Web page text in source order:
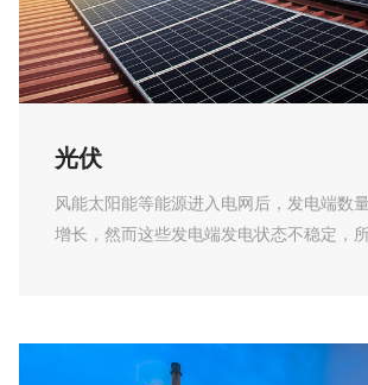
光伏
风能太阳能等能源进入电网后，发电端数
增长，然而这些发电端发电状态不稳定，